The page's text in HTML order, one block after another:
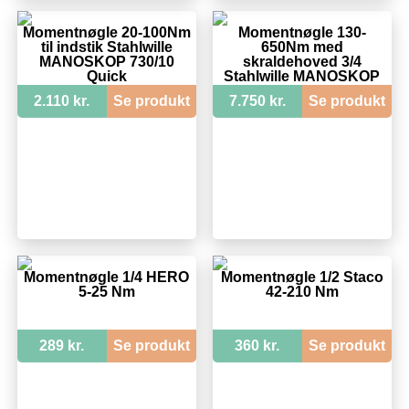
Momentnøgle 20-100Nm
til indstik Stahlwille
MANOSKOP 730/10
Quick
2.110 kr.
Se produkt
Momentnøgle 130-
650Nm med
skraldehoved 3/4
Stahlwille MANOSKOP
730NR/65FK-HD
7.750 kr. Se produkt
Momentnøgle 1/4 HERO
5-25 Nm
289 kr. Se produkt
Momentnøgle 1/2 Staco
42-210 Nm
360 kr. Se produkt